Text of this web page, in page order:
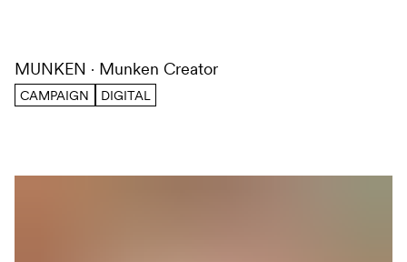
MUNKEN Munken Creator
CAMPAIGN DIGITAL